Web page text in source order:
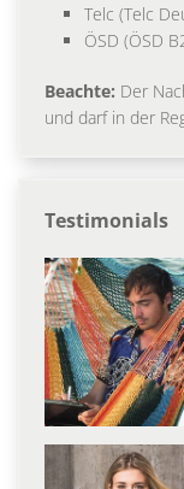
Telc (Telc
ÖSD (ÖSD
Beachte: Der
und darf in der
Testimonials